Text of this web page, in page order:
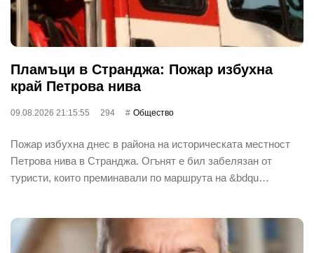
Пламъци в Странджа: Пожар избухна
край Петрова нива
09.08.2026 21:15:55 294 Общество
Пожар избухна днес в района на историческата местност
Петрова нива в Странджа. Огънят е бил забелязан от
туристи, които преминавали по маршрута на &bdqu…